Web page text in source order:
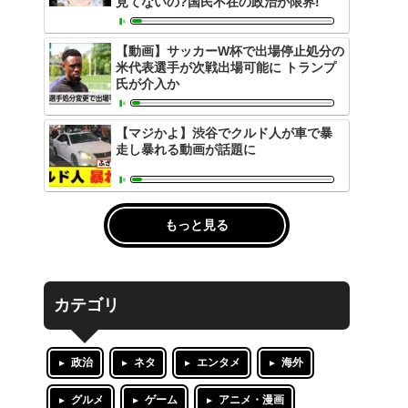
【動画】サッカーW杯で出場停止処分の
米代表選手が次戦出場可能に トランプ
氏が介入か
【マジかよ】渋谷でクルド人が車で暴
走し暴れる動画が話題に
もっと見る
カテゴリ
政治 ネタ エンタメ 海外
グルメ ゲーム アニメ・漫画